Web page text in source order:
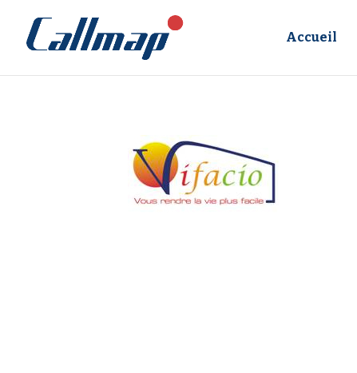
Accueil